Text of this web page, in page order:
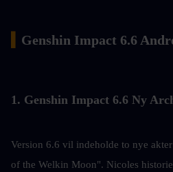
Genshin Impact 6.6
1. Genshin Impact 6.6 Ny
Version 6.6 vil indeholde to nye
of the Welkin Moon". Nicoles